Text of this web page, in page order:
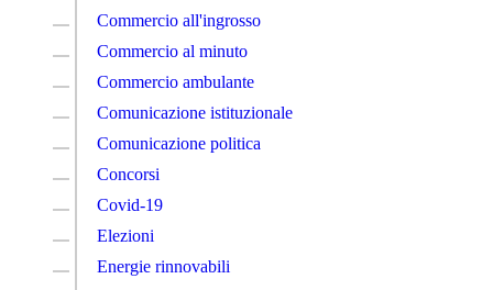
Commercio all'ingrosso
Commercio al minuto
Commercio ambulante
Comunicazione istituzionale
Comunicazione politica
Concorsi
Covid-19
Elezioni
Energie rinnovabili